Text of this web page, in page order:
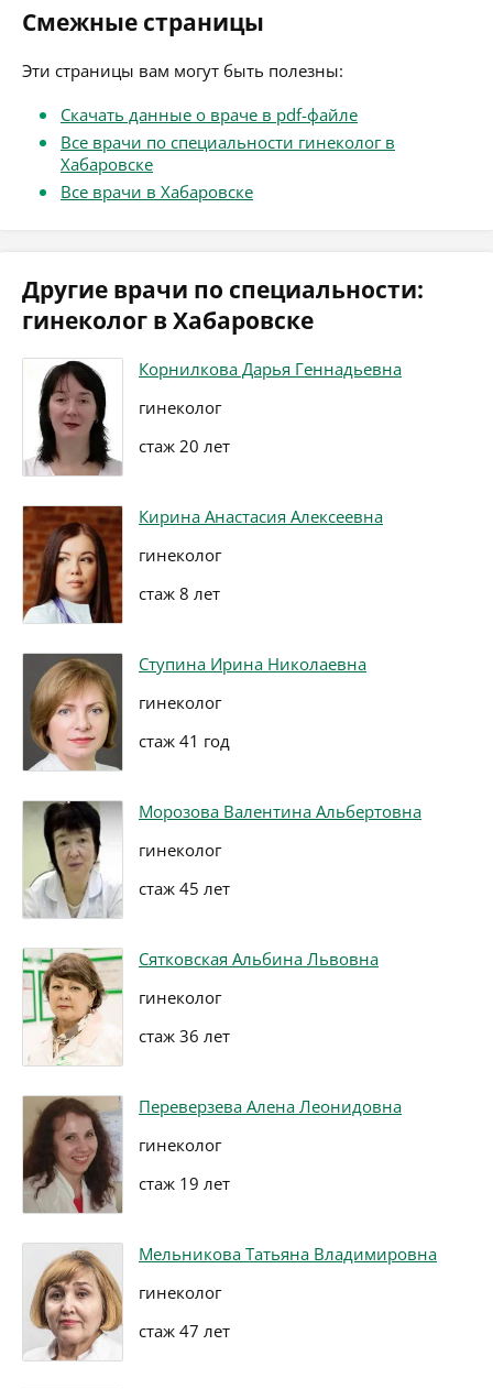
Смежные страницы
Эти страницы вам могут быть полезны:
Скачать данные о враче в pdf-файле
Все врачи по специальности гинеколог в
Хабаровске
Все врачи в Хабаровске
Другие врачи по специальности:
гинеколог в Хабаровске
Корнилкова Дарья Геннадьевна
гинеколог
стаж 20 лет
Кирина Анастасия Алексеевна
гинеколог
стаж 8 лет
Ступина Ирина Николаевна
гинеколог
стаж 41 год
Морозова Валентина Альбертовна
гинеколог
стаж 45 лет
Сятковская Альбина Львовна
гинеколог
стаж 36 лет
Переверзева Алена Леонидовна
гинеколог
стаж 19 лет
Мельникова Татьяна Владимировна
гинеколог
стаж 47 лет